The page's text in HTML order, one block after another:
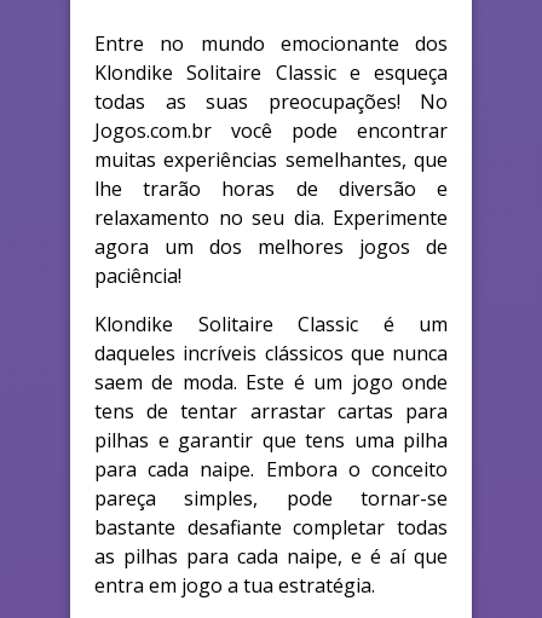
Entre no mundo emocionante dos
Klondike Solitaire Classic e esqueça
todas as suas preocupações! No
Jogos.com.br você pode encontrar
muitas experiências semelhantes, que
lhe trarão horas de diversão e
relaxamento no seu dia. Experimente
agora um dos melhores jogos de
paciência!
Klondike Solitaire Classic é um
daqueles incríveis clássicos que nunca
saem de moda. Este é um jogo onde
tens de tentar arrastar cartas para
pilhas e garantir que tens uma pilha
para cada naipe. Embora o conceito
pareça simples, pode tornar-se
bastante desafiante completar todas
as pilhas para cada naipe, e é aí que
entra em jogo a tua estratégia.